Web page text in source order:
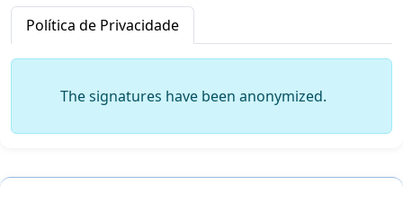
Política de Privacidade
The signatures have been anonymized.